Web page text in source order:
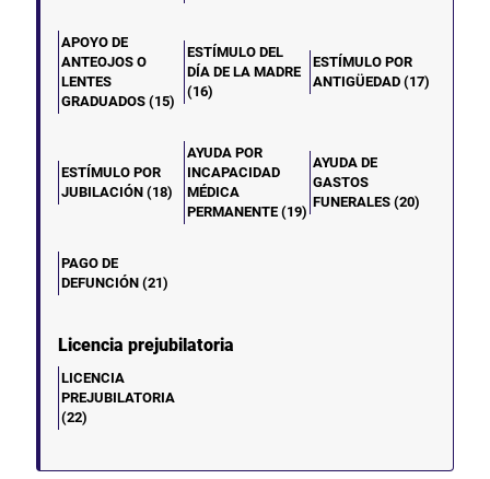
APOYO DE
ANTEOJOS O
LENTES
GRADUADOS (15)
ESTÍMULO DEL
DÍA DE LA MADRE
(16)
ESTÍMULO POR
ANTIGÜEDAD (17)
ESTÍMULO POR
JUBILACIÓN (18)
AYUDA POR
INCAPACIDAD
MÉDICA
PERMANENTE (19)
AYUDA DE
GASTOS
FUNERALES (20)
PAGO DE
DEFUNCIÓN (21)
Licencia prejubilatoria
LICENCIA
PREJUBILATORIA
(22)